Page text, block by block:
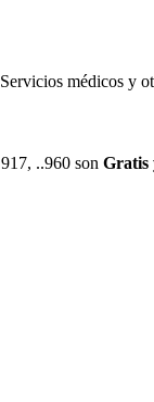
médicos y
..960 son Gratis